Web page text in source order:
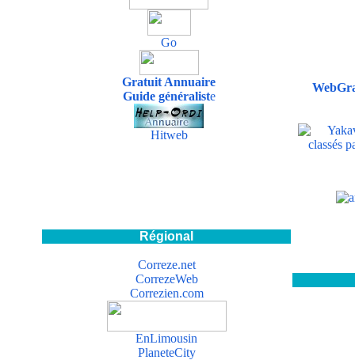
Go
Gratuit Annuaire
Guide généraliste
Hitweb
Régional
Correze.net
CorrezeWeb
Correzien.com
EnLimousin
PlaneteCity